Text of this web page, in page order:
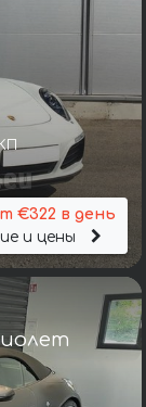
€322 в день
и цены